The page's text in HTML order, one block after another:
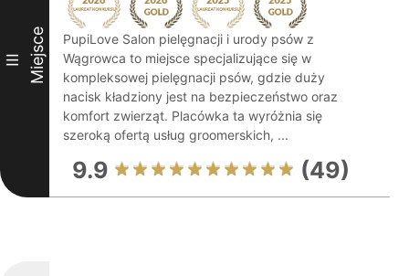
III Miejsce
PupiLove Salon pielęgnacji i urody psów z
Wągrowca to miejsce specjalizujące się w
kompleksowej pielęgnacji psów, gdzie duży
nacisk kładziony jest na bezpieczeństwo oraz
komfort zwierząt. Placówka ta wyróżnia się
szeroką ofertą usług groomerskich, ...
9.9 (49)